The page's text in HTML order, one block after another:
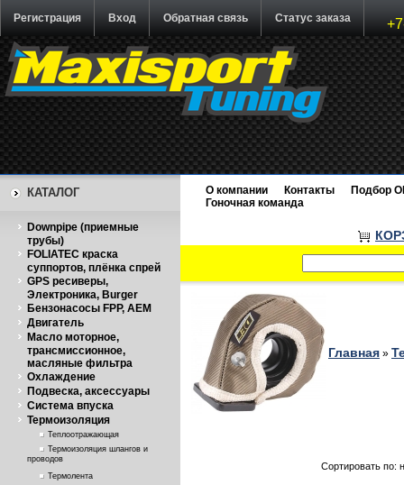
Регистрация Вход Обратная связь Статус заказа
КАТАЛОГ
Downpipe (приемные
трубы)
FOLIATEC краска
суппортов, плёнка спрей
GPS ресиверы,
Электроника, Burger
Бензонасосы FPP, AEM
Двигатель
Масло моторное,
трансмиссионное,
масляные фильтра
Охлаждение
Подвеска, аксессуары
Система впуска
Термоизоляция
Теплоотражающая
Термоизоляция шлангов и
проводов
Термолента
О компании Контакты
Подбор
Гоночная команда
Главная »
Сортировать по: